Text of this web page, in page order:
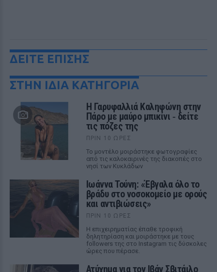
ΔΕΙΤΕ ΕΠΙΣΗΣ
ΣΤΗΝ ΙΔΙΑ ΚΑΤΗΓΟΡΙΑ
Η Γαρυφαλλιά Καληφώνη στην
Πάρο με μαύρο μπικίνι ‑ δείτε
τις πόζες της
ΠΡΙΝ 10 ΏΡΕΣ
Το μοντέλο μοιράστηκε φωτογραφίες
από τις καλοκαιρινές της διακοπές στο
νησί των Κυκλάδων
Ιωάννα Τούνη: «Έβγαλα όλο το
βράδυ στο νοσοκομείο με ορούς
και αντιβιώσεις»
ΠΡΙΝ 10 ΏΡΕΣ
Η επιχειρηματίας έπαθε τροφική
δηλητηρίαση και μοιράστηκε με τους
followers της στο Instagram τις δύσκολες
ώρες που πέρασε.
Ατύχημα για τον Ιβάν Σβιτάιλο